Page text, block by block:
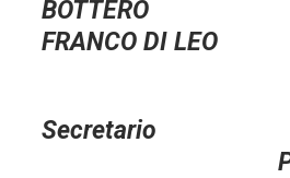
FRANCO DI LEO